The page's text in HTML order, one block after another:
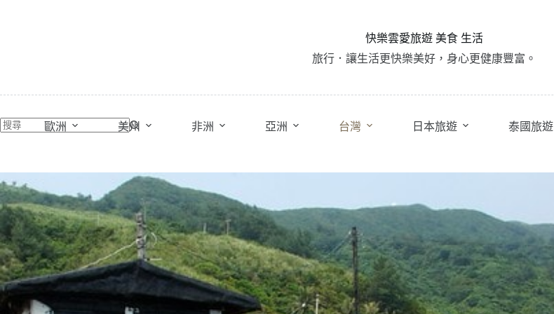
容
快樂雲愛旅遊 美食 生活
旅行．讓生活更快樂美好，身心更健康豐富。
歐洲 美州 非洲 亞洲 台灣 日本旅遊 泰國旅遊